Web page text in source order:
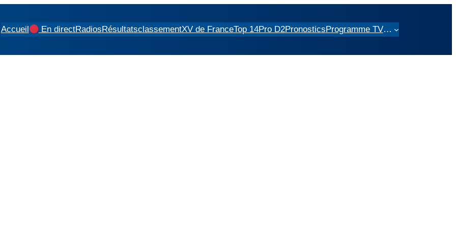
Accueil En directRadiosRésultatsclassementXV de FranceTop 14Pro D2PronosticsProgramme TV…